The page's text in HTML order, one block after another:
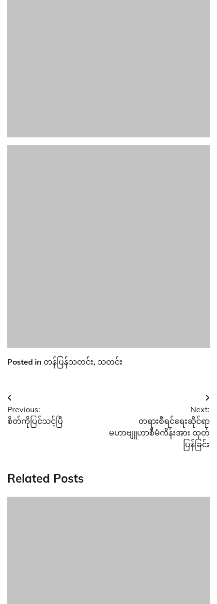
Posted in တန်ပြန်သတင်း, သတင်း
Post
navigation
Previous:
စိတ်ကိုပြင်သင့်ပြီ
Next:
တရားစီရင်ရေးဆိုင်ရာ
မဟာဗျူဟာစီမံကိန်းအား ထုတ်
ပြန်ခြင်း
Related Posts